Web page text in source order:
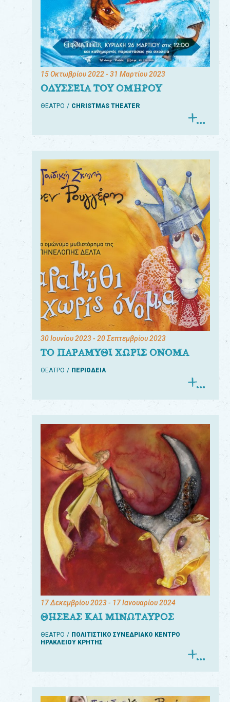
15 Οκτωβρίου 2022- 31 Μαρτίου 2023
ΟΔΥΣΣΕΙΑ ΤΟΥ ΟΜΗΡΟΥ
ΘΕΑΤΡΟ CHRISTMAS THEATER
30 Ιουνίου 2023- 20 Σεπτεμβρίου 2023
ΤΟ ΠΑΡΑΜΥΘΙ ΧΩΡΙΣ ΟΝΟΜΑ
ΘΕΑΤΡΟ ΠΕΡΙΟΔΕΙΑ
17 Δεκεμβρίου 2023- 17 Ιανουαρίου 2024
ΘΗΣΕΑΣ ΚΑΙ ΜΙΝΩΤΑΥΡΟΣ
ΘΕΑΤΡΟ
ΠΟΛΙΤΙΣΤΙΚΟ ΣΥΝΕΔΡΙΑΚΟ ΚΕΝΤΡΟ
ΗΡΑΚΛΕΙΟΥ ΚΡΗΤΗΣ